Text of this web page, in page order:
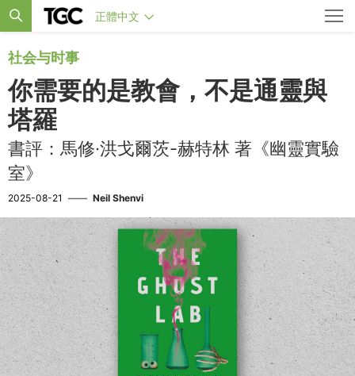
正體中文
社会与时事
你需要的是教會，不是通靈與
塔羅
書評：馬修·洪戈爾茨-赫特林 著《幽靈實驗
室》
2025-08-21 —— Neil Shenvi